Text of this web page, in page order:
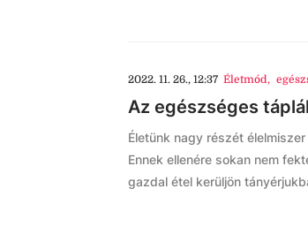
2022. 11. 26., 12:37 Életmód,
Az egészséges
Életünk nagy részét
Ennek ellenére sokan nem
gazdal étel kerüljön